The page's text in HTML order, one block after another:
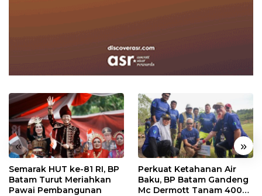
« »
Semarak HUT ke-81 RI, BP
Batam Turut Meriahkan
Pawai Pembangunan
Perkuat Ketahanan Air
Baku, BP Batam Gandeng
Mc Dermott Tanam 400